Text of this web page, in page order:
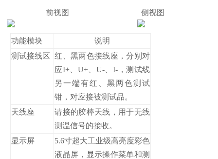
前视图 侧视图
功能模块
说明
测试接线区 红、黑两色接线座，分别对
应I+、U+、U-、I-，测试线
另一端有红、黑两色测试
钳，对应接被测试品。
天线座
请接的胶棒天线，用于无线
测温信号的接收。
显示屏
5.6寸超大工业级高亮度彩色
液晶屏，显示操作菜单和测